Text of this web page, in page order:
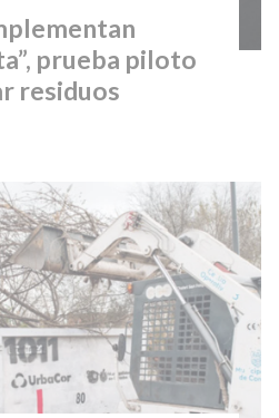
prueba piloto
residuos